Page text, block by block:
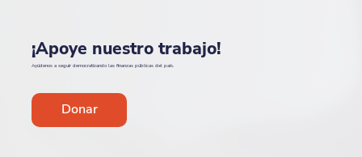
¡Apoye nuestro trabajo!
Ayúdenos a seguir democratizando las finanzas públicas del país.
Donar